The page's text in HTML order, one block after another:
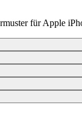
für Apple